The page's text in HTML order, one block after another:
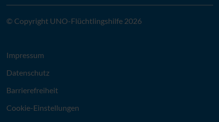
© Copyright UNO-Flüchtlingshilfe 2026
Impressum
Datenschutz
Barrierefreiheit
Cookie-Einstellungen